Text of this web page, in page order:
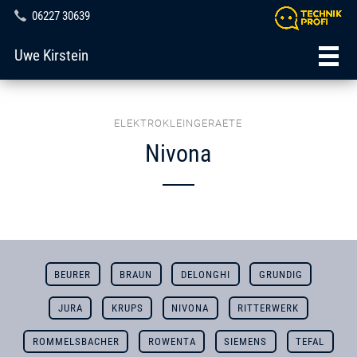
06227 30639
Uwe Kirstein
ELEKTROKLEINGERAETE
Nivona
BEURER BRAUN DELONGHI GRUNDIG
JURA KRUPS NIVONA RITTERWERK
ROMMELSBACHER ROWENTA SIEMENS TEFAL